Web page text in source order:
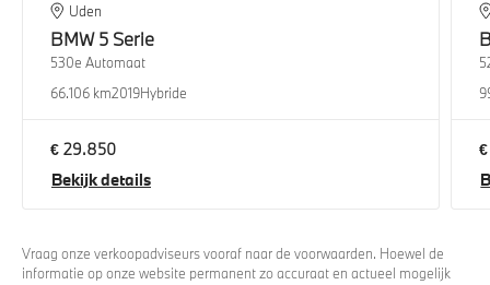
Uden
BMW 5 Serie
530e Automaat
66.106 km2019Hybride
€ 29.850
Bekijk details
Vraag onze verkoopadviseurs vooraf naar de voorwaarden. Hoewel de
informatie op onze website permanent zo accuraat en actueel mogelijk